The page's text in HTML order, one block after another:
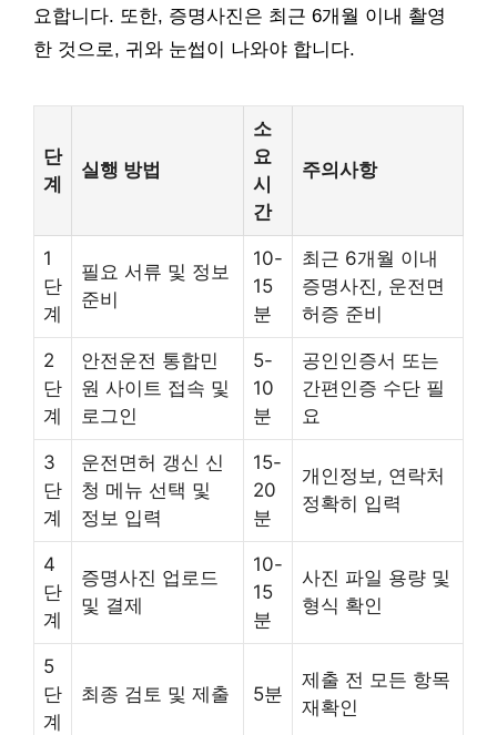
요합니다. 또한, 증명사진은 최근 6개월 이내 촬영
한 것으로, 귀와 눈썹이 나와야 합니다.
단
계
실행 방법
소
요
시
간
주의사항
1
단
계
필요 서류 및 정보
준비
10-
15
분
최근 6개월 이내
증명사진, 운전면
허증 준비
2
단
계
안전운전 통합민
원 사이트 접속 및
로그인
5-
10
분
공인인증서 또는
간편인증 수단 필
요
3
단
계
운전면허 갱신 신
청 메뉴 선택 및
정보 입력
15-
20
분
개인정보, 연락처
정확히 입력
4
단
계
증명사진 업로드
및 결제
10-
15
분
사진 파일 용량 및
형식 확인
5
단
계
최종 검토 및 제출 5분
제출 전 모든 항목
재확인